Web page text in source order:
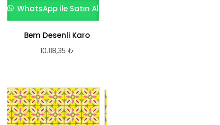
WhatsApp ile Satın Al
Bem Desenli Karo
10.118,35 ₺